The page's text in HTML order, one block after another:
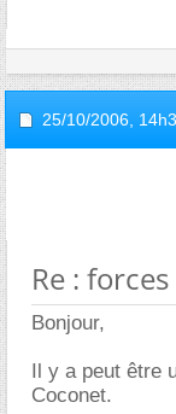
25/10/2006,
Re :
Bonjour,
Il y a peut être
Coconet.